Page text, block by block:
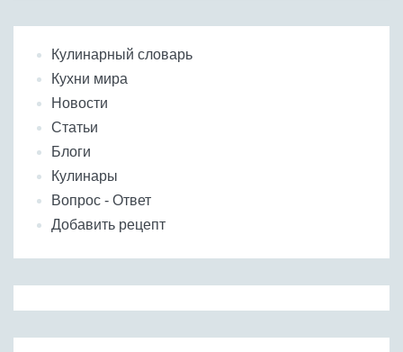
Кулинарный словарь
Кухни мира
Новости
Статьи
Блоги
Кулинары
Вопрос - Ответ
Добавить рецепт